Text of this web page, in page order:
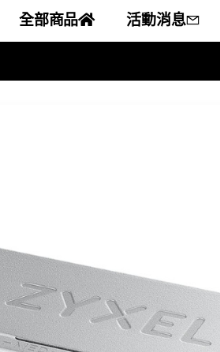
全部商品 活動消息